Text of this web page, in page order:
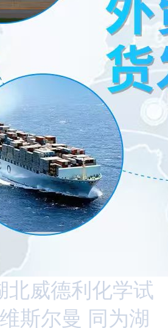
北威德利化学试
斯尔曼 同为湖